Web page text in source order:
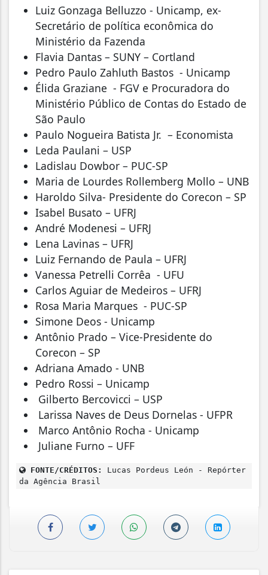
⁠Luiz Gonzaga Belluzzo - Unicamp, ex-
Secretário de política econômica do
Ministério da Fazenda
⁠Flavia Dantas – SUNY – Cortland
⁠Pedro Paulo Zahluth Bastos - Unicamp
⁠Élida Graziane - FGV e Procuradora do
Ministério Público de Contas do Estado de
São Paulo
⁠Paulo Nogueira Batista Jr. – Economista
⁠Leda Paulani – USP
⁠Ladislau Dowbor – PUC-SP
⁠Maria de Lourdes Rollemberg Mollo – UNB
⁠Haroldo Silva- Presidente do Corecon – SP
⁠Isabel Busato – UFRJ
André Modenesi – UFRJ
⁠Lena Lavinas – UFRJ
⁠Luiz Fernando de Paula – UFRJ
⁠Vanessa Petrelli Corrêa - UFU
⁠Carlos Aguiar de Medeiros – UFRJ
⁠Rosa Maria Marques - PUC-SP
Simone Deos - Unicamp
⁠Antônio Prado – Vice-Presidente do
Corecon – SP
⁠Adriana Amado - UNB
⁠Pedro Rossi – Unicamp
⁠Gilberto Bercovicci – USP
⁠Larissa Naves de Deus Dornelas - UFPR
⁠Marco Antônio Rocha - Unicamp
⁠Juliane Furno – UFF
FONTE/CRÉDITOS:
Lucas Pordeus León - Repórter
da Agência Brasil